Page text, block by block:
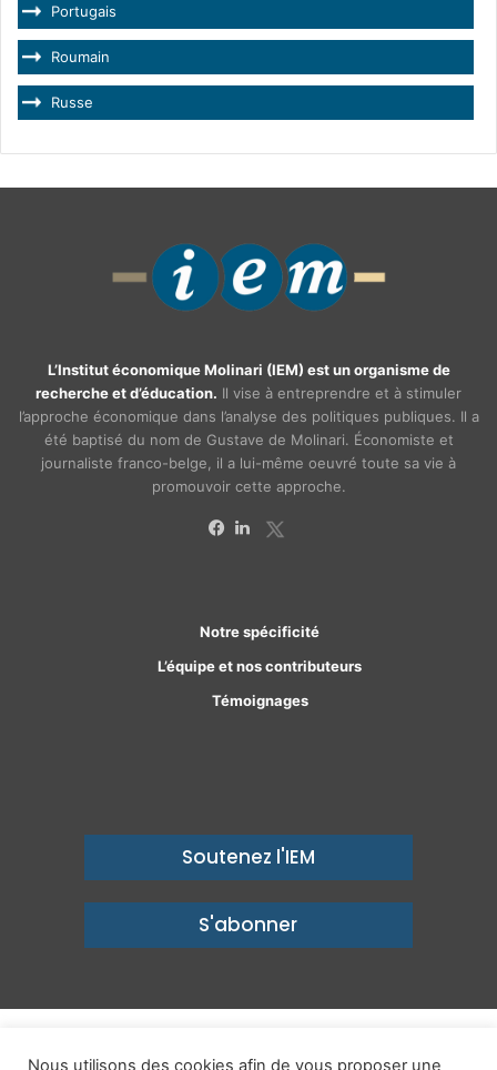
Portugais
Roumain
Russe
L’Institut économique Molinari (IEM) est un organisme de
recherche et d’éducation. Il vise à entreprendre et à stimuler
l’approche économique dans l’analyse des politiques publiques. Il a
été baptisé du nom de Gustave de Molinari. Économiste et
journaliste franco-belge, il a lui-même oeuvré toute sa vie à
promouvoir cette approche.
Notre spécificité
L’équipe et nos contributeurs
Témoignages
Soutenez l'IEM
S'abonner
Nous utilisons des cookies afin de vous proposer une